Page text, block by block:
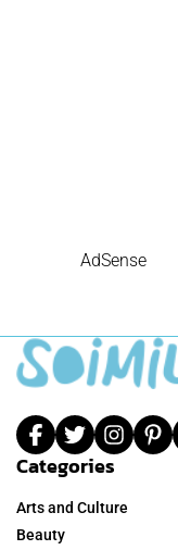
AdSense
Categories
Arts and Culture
Beauty